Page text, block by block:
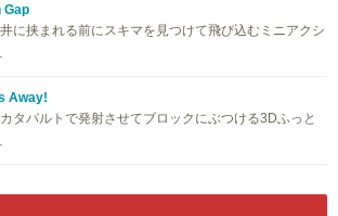
Gap
に挟まれる前にスキマを見つけて飛び込むミニアクシ
Away!
タパルトで発射させてブロックにぶつける3Dふっと